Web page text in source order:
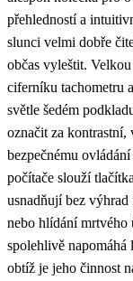
přehledností a
slunci velmi dobře
občas vyleštit.
ciferníku tachometru
světle šedém
označit za kontrastní,
bezpečnému
počítače slouží
usnadňují bez
nebo hlídání mrtvého
spolehlivě napomáhá
obtíž je jeho činnost